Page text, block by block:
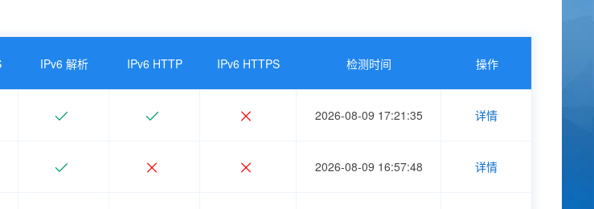
IPv6 解析 IPv6 HTTP IPv6 HTTPS 检测时间 操作
2026-08-09 17:21:35 详情
2026-08-09 16:57:48 详情